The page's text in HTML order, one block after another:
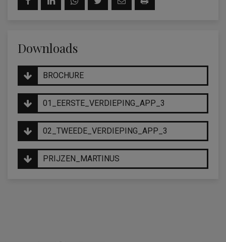
Downloads
BROCHURE
01_EERSTE_VERDIEPING_APP_3
02_TWEEDE_VERDIEPING_APP_3
PRIJZEN_MARTINUS